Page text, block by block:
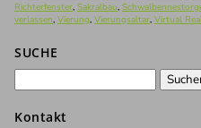
Richterfenster, Sakralbau,
verlassen, Vierung, Vierungsaltar, Virtual
SUCHE
Kontakt